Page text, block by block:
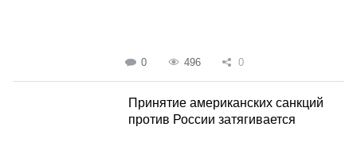
0 496 0
Принятие американских санкций
против России затягивается